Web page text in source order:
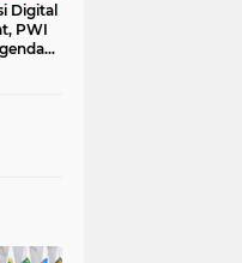
Digital
PWI